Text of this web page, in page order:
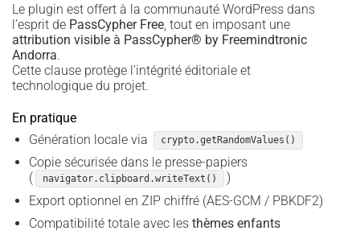
Le plugin est offert à la communauté WordPress dans
l’esprit de PassCypher Free , tout en imposant une
attribution visible à PassCypher® by Freemindtronic
Andorra.
Cette clause protège l’intégrité éditoriale et
technologique du projet.
En pratique
Génération locale via
crypto.getRandomValues()
Copie sécurisée dans le presse-papiers
(
navigator.clipboard.writeText()
)
Export optionnel en ZIP chiffré (AES-GCM / PBKDF2)
Compatibilité totale avec les thèmes enfants